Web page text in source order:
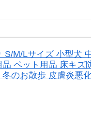
M/Lサイズ 小型犬
ペット用品 床キズ
のお散歩 皮膚炎悪